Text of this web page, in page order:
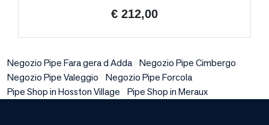
€ 212,00
Negozio Pipe Fara gera d Adda Negozio Pipe Cimbergo
Negozio Pipe Valeggio
Negozio Pipe Forcola
Pipe Shop in Hosston Village
Pipe Shop in Meraux